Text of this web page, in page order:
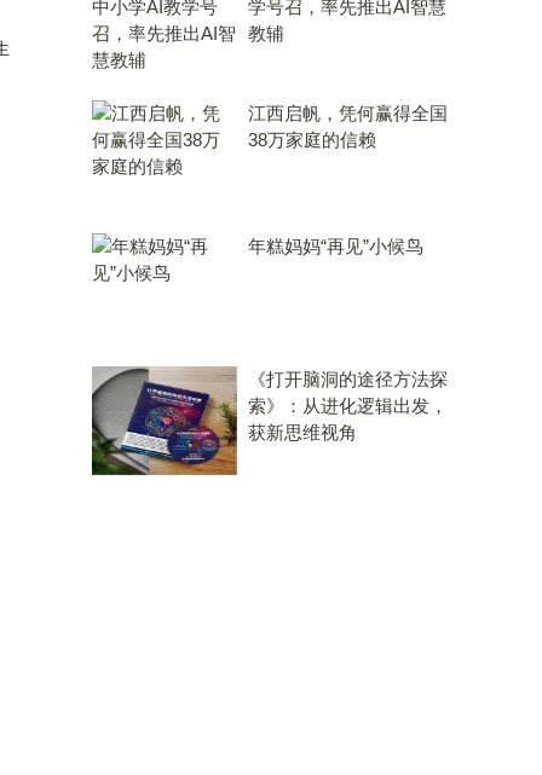
学号召，率先推出AI智慧
教辅
江西启帆，凭何赢得全国
38万家庭的信赖
年糕妈妈“再见”小候鸟
《打开脑洞的途径方法探
索》：从进化逻辑出发，
获新思维视角